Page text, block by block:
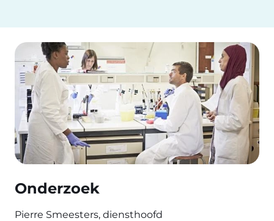
Onderzoek
Pierre Smeesters, diensthoofd